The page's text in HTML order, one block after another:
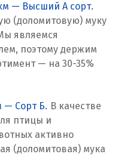
— Высший А сорт.
(доломитовую) муку
являемся
поэтому держим
— на 30-35%
— Сорт Б. В качестве
птицы и
активно
(доломитовая) мука